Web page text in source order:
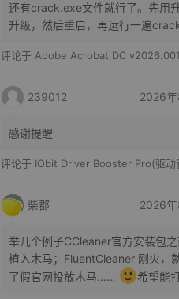
还有crack.exe文件就行了。先用
升级，然后重启，再运行一遍
评论于 Adobe Acrobat DC
239012 2026
感谢提醒
评论于 IObit Driver Booster Pro(驱动管理) v13.6.0.438 便
柴郡 2026
举几个例子CCleaner官方安装包
植入木马；FluentCleaner 刚火，
了假官网投放木马……
希望能